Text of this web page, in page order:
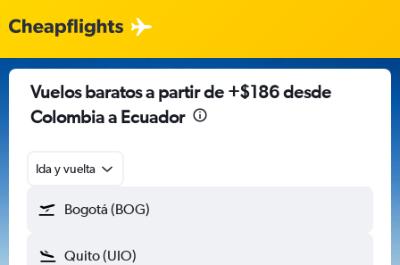
Vuelos baratos a partir de +$186 desde
Colombia a Ecuador
Ida y vuelta
Bogotá (BOG)
Quito (UIO)